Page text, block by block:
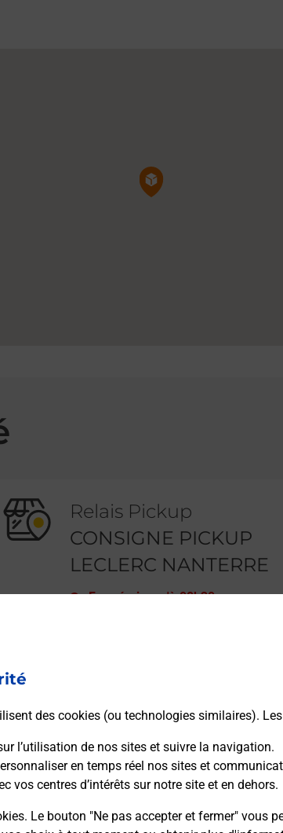
des cookies (ou technologies similaires).
l’utilisation de nos sites et suivre la navigation.
en temps réel nos sites et
vos centres d’intérêts sur notre site et en dehors.
Le bouton "Ne pas accepter et fermer" vous
Pin de la carte
Relais Pickup
CONSIGNE PICKUP
LECLERC NANTERRE
Fermé-jusqu'à 08h30